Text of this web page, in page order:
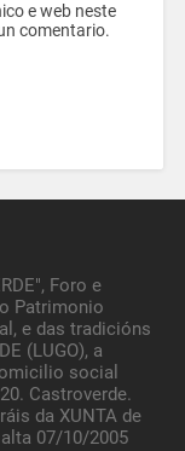
e web neste
comentario.
Foro e
Patrimonio
e das tradicións
(LUGO), a
social
Castroverde.
da XUNTA de
alta 07/10/2005